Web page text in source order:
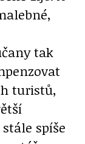
tak
turistů,
spíše